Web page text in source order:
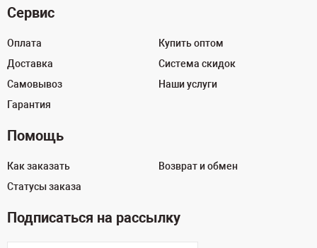
Сервис
Оплата
Доставка
Самовывоз
Гарантия
Купить оптом
Система скидок
Наши услуги
Помощь
Как заказать
Статусы заказа
Возврат и обмен
Подписаться на рассылку